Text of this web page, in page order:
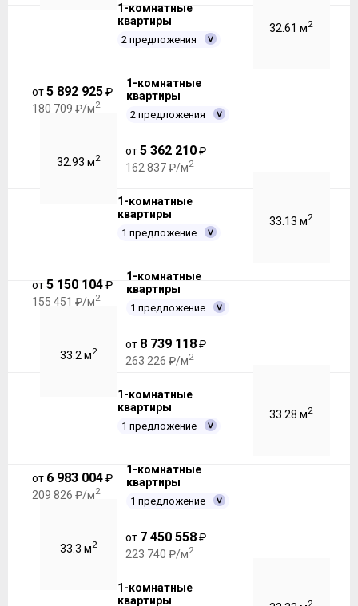
1-комнатные
квартиры
2 предложения
32.61 м2
от5 892 925₽
180 709 ₽/м2
1-комнатные
квартиры
2 предложения
32.93 м2
от5 362 210₽
162 837 ₽/м2
1-комнатные
квартиры
1 предложение
33.13 м2
от5 150 104₽
155 451 ₽/м2
1-комнатные
квартиры
1 предложение
33.2 м2
от 8 739 118₽
263 226 ₽/м2
1-комнатные
квартиры
1 предложение
33.28 м2
от 6 983 004₽
209 826 ₽/м2
1-комнатные
квартиры
1 предложение
33.3 м2
от 7 450 558₽
223 740 ₽/м2
1-комнатные
квартиры
2